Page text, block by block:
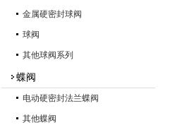
金属硬密封球阀
球阀
其他球阀系列
蝶阀
电动硬密封法兰蝶阀
其他蝶阀